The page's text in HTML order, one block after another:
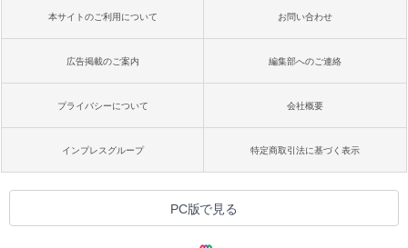
本サイトのご利用について お問い合わせ
広告掲載のご案内 編集部へのご連絡
プライバシーについて 会社概要
インプレスグループ 特定商取引法に基づく表示
PC版で見る